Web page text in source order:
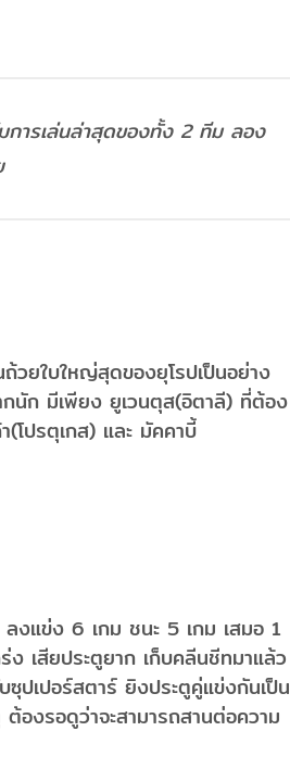
ารเล่นล่าสุดของทั้ง 2 ทีม ลอง
วยใบใหญ่สุดของยุโรปเป็นอย่าง
กนัก มีเพียง ยูเวนตุส(อิตาลี) ที่ต้อง
โปรตุเกส) และ มัคคาบี้
งแข่ง 6 เกม ชนะ 5 เกม เสมอ 1
เสียประตูยาก เก็บคลีนชีทมาแล้ว
ปเปอร์สตาร์ ยิงประตูคู่แข่งกันเป็น
องรอดูว่าจะสามารถสานต่อความ